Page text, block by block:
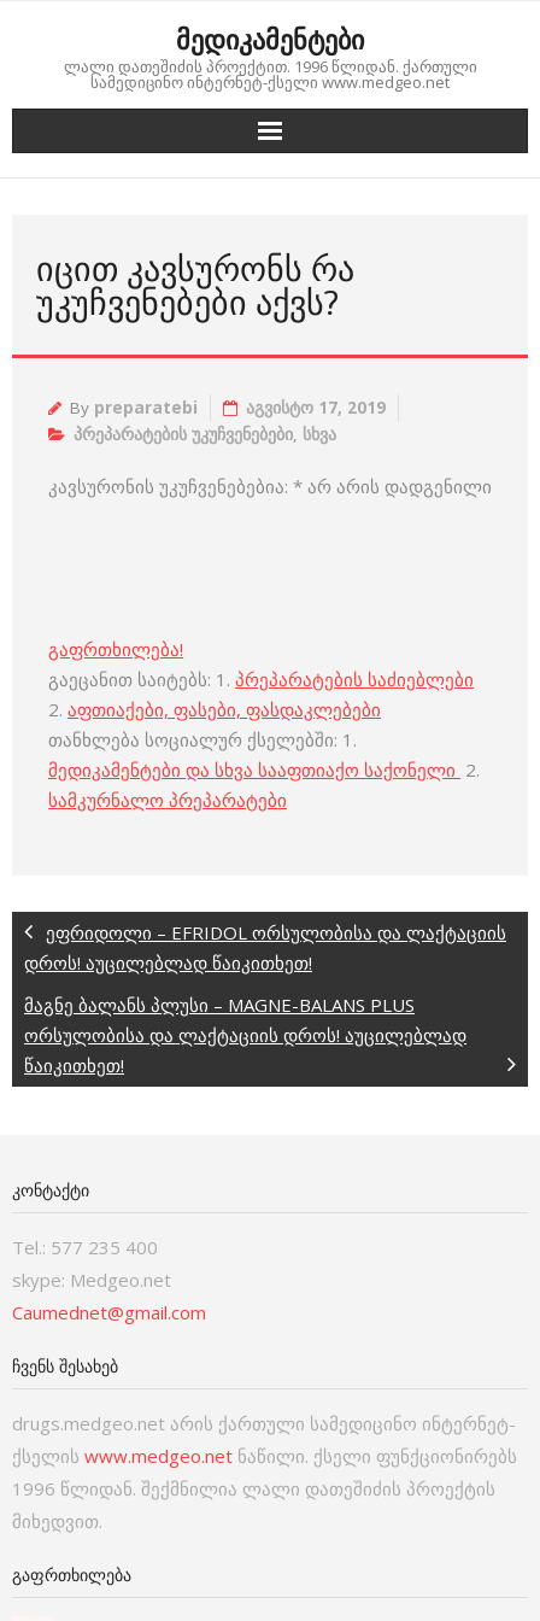
მედიკამენტები
ლალი დათეშიძის პროექტით. 1996 წლიდან. ქართული
სამედიცინო ინტერნეტ-ქსელი www.medgeo.net
ᲘᲪᲘᲗ ᲙᲐᲕᲡᲣᲠᲝᲜᲡ ᲠᲐ
ᲣᲙᲣᲩᲕᲔᲜᲔᲑᲔᲑᲘ ᲐᲥᲕᲡ?
By preparatebi
აგვისტო 17, 2019
პრეპარატების უკუჩვენებები, სხვა
კავსურონის უკუჩვენებებია: * არ არის დადგენილი
გაფრთხილება!
გაეცანით საიტებს: 1. პრეპარატების საძიებლები
2. აფთიაქები, ფასები, ფასდაკლებები
თანხლება სოციალურ ქსელებში: 1.
მედიკამენტები და სხვა სააფთიაქო საქონელი 2.
სამკურნალო პრეპარატები
ეფრიდოლი – EFRIDOL ორსულობისა და ლაქტაციის
დროს! აუცილებლად წაიკითხეთ!
მაგნე ბალანს პლუსი – MAGNE-BALANS PLUS
ორსულობისა და ლაქტაციის დროს! აუცილებლად
წაიკითხეთ!
ᲙᲝᲜᲢᲐᲥᲢᲘ
Tel.: 577 235 400
skype: Medgeo.net
Caumednet@gmail.com
ᲩᲕᲔᲜᲡ ᲨᲔᲡᲐᲮᲔᲑ
drugs.medgeo.net არის ქართული სამედიცინო ინტერნეტ-
ქსელის www.medgeo.net ნაწილი. ქსელი ფუნქციონირებს
1996 წლიდან. შექმნილია ლალი დათეშიძის პროექტის
მიხედვით.
ᲒᲐᲤᲠᲗᲮᲘᲚᲔᲑᲐ